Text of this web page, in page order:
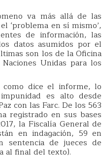
va más allá de las
‘problema en sí mismo’,
de información, las
datos asumidos por el
son los de la Oficina
Unidas para los
dice el informe, lo
es alto desde
con las Farc. De los 563
registrado en sus bases
la Fiscalía General de
en indagación, 59 en
sentencia de jueces de
al final del texto).